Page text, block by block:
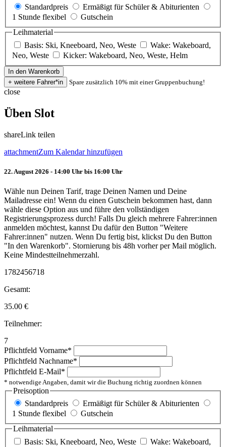
Standardpreis
Ermäßigt für Schüler & Abiturienten
1 Stunde flexibel
Gutschein
Leihmaterial
Basis: Ski, Kneeboard, Neo, Weste
Wake: Wakeboard,
Neo, Weste
Kicker: Wakeboard, Neo, Weste, Helm
Spare zusätzlich 10% mit einer Gruppenbuchung!
close
Üben Slot
shareLink teilen
attachmentZum Kalendar hinzufügen
22. August 2026 - 14:00 Uhr bis 16:00 Uhr
Wähle nun Deinen Tarif, trage Deinen Namen und Deine
Mailadresse ein! Wenn du einen Gutschein bekommen hast, dann
wähle diese Option aus und führe den vollständigen
Registrierungsprozess durch! Falls Du gleich mehrere Fahrer:innen
anmelden möchtest, kannst Du dafür den Button "Weitere
Fahrer:innen" nutzen. Wenn Du fertig bist, klickst Du den Button
"In den Warenkorb". Stornierung bis 48h vorher per Mail möglich.
Keine Mindestteilnehmerzahl.
1782456718
Gesamt:
35.00 €
Teilnehmer:
7
Pflichtfeld Vorname*
Pflichtfeld Nachname*
Pflichtfeld E-Mail*
* notwendige Angaben, damit wir die Buchung richtig zuordnen können
Preisoption
Standardpreis
Ermäßigt für Schüler & Abiturienten
1 Stunde flexibel
Gutschein
Leihmaterial
Basis: Ski, Kneeboard, Neo, Weste
Wake: Wakeboard,